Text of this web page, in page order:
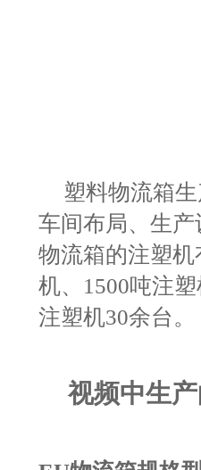
塑料物流箱
车间布局、生
物流箱的注塑机
机、1500吨注
注塑机30余台。
视频中生